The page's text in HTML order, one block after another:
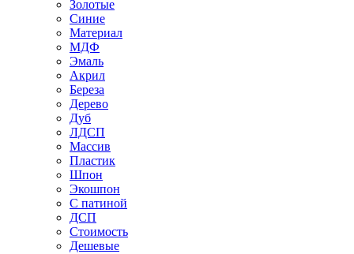
Золотые
Синие
Материал
МДФ
Эмаль
Акрил
Береза
Дерево
Дуб
ЛДСП
Массив
Пластик
Шпон
Экошпон
С патиной
ДСП
Стоимость
Дешевые